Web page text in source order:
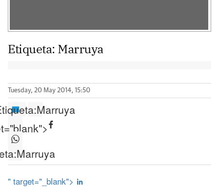
Etiqueta: Marruya
Tuesday, 20 May 2014, 15:50
Marruya
Marruya
" target="_blank">